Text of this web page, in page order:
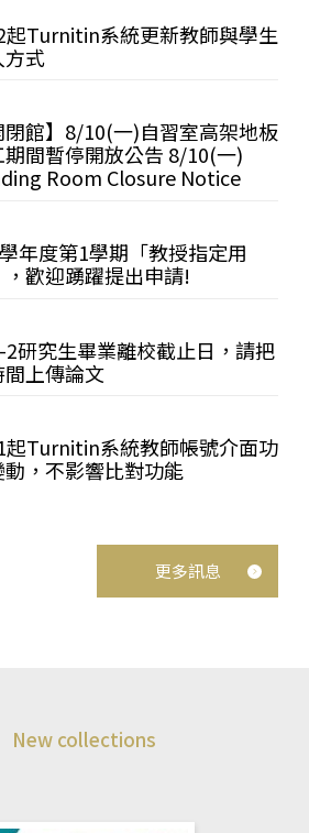
起Turnitin系統更新教師與學生
式
閉館】8/10(一)自習室高架地板
期間暫停開放公告 8/10(一)
Room Closure Notice
年度第1學期「教授指定用
歡迎踴躍提出申請!
2研究生畢業離校截止日，請把
上傳論文
起Turnitin系統教師帳號介面功
，不影響比對功能
更多訊息
New collections